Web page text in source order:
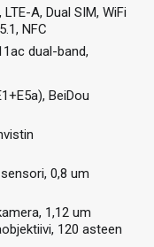
A, Dual SIM, WiFi
NFC
dual-band,
BeiDou
0,8 um
1,12 um
120 asteen